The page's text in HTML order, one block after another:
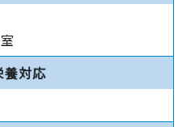
養対応